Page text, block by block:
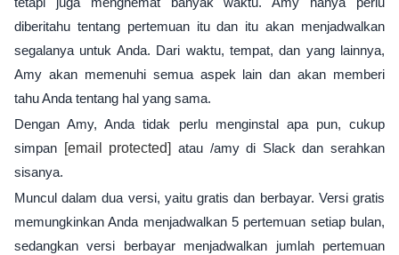
diberitahu tentang pertemuan itu dan itu akan menjadwalkan
segalanya untuk Anda. Dari waktu, tempat, dan yang lainnya,
Amy akan memenuhi semua aspek lain dan akan memberi
tahu Anda tentang hal yang sama.
Dengan Amy, Anda tidak perlu menginstal apa pun, cukup
simpan [email protected] atau /amy di Slack dan serahkan
sisanya.
Muncul dalam dua versi, yaitu gratis dan berbayar. Versi gratis
memungkinkan Anda menjadwalkan 5 pertemuan setiap bulan,
sedangkan versi berbayar menjadwalkan jumlah pertemuan